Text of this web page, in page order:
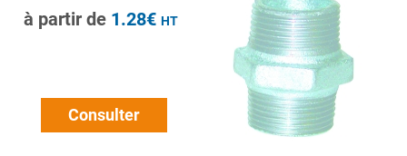
à partir de 1.28€ HT
Consulter